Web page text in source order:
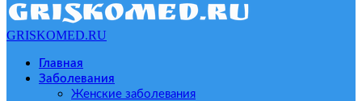
GRISKOMED.RU
Главная
Заболевания
Женские заболевания